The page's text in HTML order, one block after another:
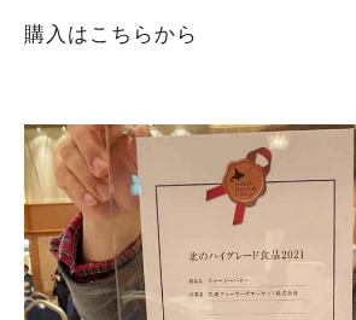
購入はこちらから